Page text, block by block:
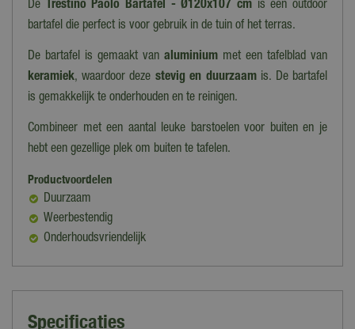
De Trestino Paolo Bartafel - Ø120x107 cm is een outdoor
bartafel die perfect is voor gebruik in de tuin of het terras.
De bartafel is gemaakt van aluminium met een tafelblad van
keramiek, waardoor deze stevig en duurzaamis. De bartafel
is gemakkelijk te onderhouden en te reinigen.
Combineer met een aantal leuke barstoelen voor buiten en je
hebt een gezellige plek om buiten te tafelen.
Productvoordelen
Duurzaam
Weerbestendig
Onderhoudsvriendelijk
Specificaties